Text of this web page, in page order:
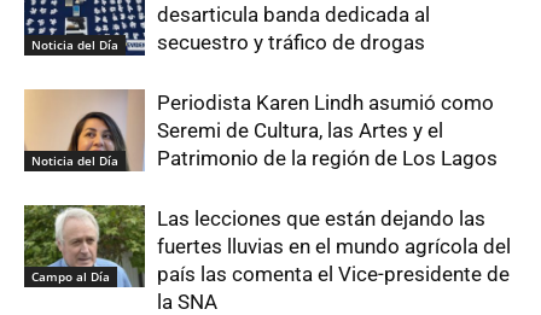
Noticia del Día
desarticula banda dedicada al
secuestro y tráfico de drogas
Noticia del Día
Periodista Karen Lindh asumió como
Seremi de Cultura, las Artes y el
Patrimonio de la región de Los Lagos
Campo al Día
Las lecciones que están dejando las
fuertes lluvias en el mundo agrícola del
país las comenta el Vice-presidente de
la SNA